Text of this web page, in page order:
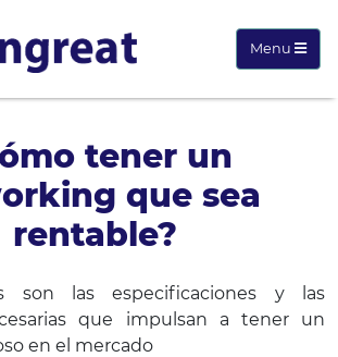
Menu
tener un
que sea
rentable?
son las especificaciones y las
que impulsan a tener un
en el mercado